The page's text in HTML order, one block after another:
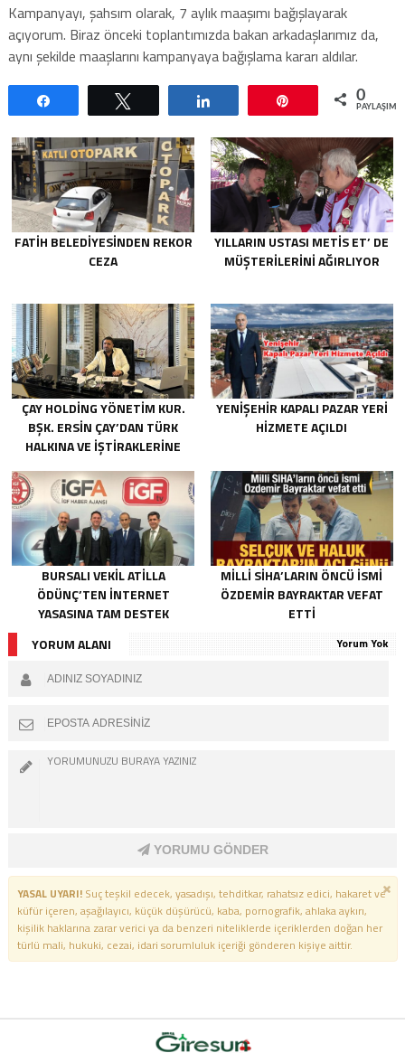
Kampanyayı, şahsım olarak, 7 aylık maaşımı bağışlayarak
açıyorum. Biraz önceki toplantımızda bakan arkadaşlarımız da,
aynı şekilde maaşlarını kampanyaya bağışlama kararı aldılar.
0
FATIH BELEDIYESINDEN REKOR
CEZA
YILLARIN USTASI METIS ET’ DE
MÜŞTERILERINI AĞIRLIYOR
ÇAY HOLDING YÖNETIM KUR.
BŞK. ERSIN ÇAY’DAN TÜRK
HALKINA VE İŞTIRAKLERINE
YENIŞEHIR KAPALI PAZAR YERI
HIZMETE AÇILDI
BURSALI VEKIL ATILLA
ÖDÜNÇ’TEN INTERNET
YASASINA TAM DESTEK
MILLI SIHA’LARIN ÖNCÜ ISMI
ÖZDEMIR BAYRAKTAR VEFAT
ETTI
YORUM ALANI
Yorum Yok
YORUMU GÖNDER
YASAL UYARI!Suç teşkil edecek, yasadışı, tehditkar, rahatsız edici, hakaret ve
küfür içeren, aşağılayıcı, küçük düşürücü, kaba, pornografik, ahlaka aykırı,
kişilik haklarına zarar verici ya da benzeri niteliklerde içeriklerden doğan her
türlü mali, hukuki, cezai, idari sorumluluk içeriği gönderen kişiye aittir.